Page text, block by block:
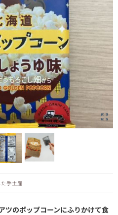
手土産
ツのポップコーンにふりかけて食